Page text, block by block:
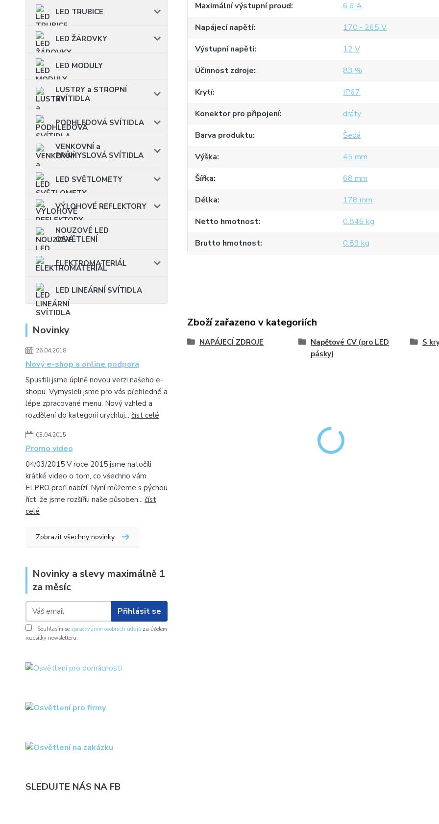
LED TRUBICE
LED ŽÁROVKY
LED MODULY
LUSTRY a STROPNÍ
SVÍTIDLA
PODHLEDOVÁ SVÍTIDLA
VENKOVNÍ a
PRŮMYSLOVÁ SVÍTIDLA
LED SVĚTLOMETY
VÝLOHOVÉ REFLEKTORY
NOUZOVÉ LED
OSVĚTLENÍ
ELEKTROMATERIÁL
LED LINEÁRNÍ SVÍTIDLA
Novinky
26.04.2018
Nový e-shop a online podpora
Spustili jsme úplně novou verzi našeho e-
shopu. Vymysleli jsme pro vás přehledné a
lépe zpracované menu. Nový vzhled a
rozdělení do kategorií urychluj... číst celé
03.04.2015
Promo video
04/03/2015 V roce 2015 jsme natočili
krátké video o tom, co všechno vám
ELPRO profi nabízí. Nyní můžeme s pýchou
říct, že jsme rozšířili naše působen... číst
celé
Zobrazit všechny novinky
Novinky a slevy maximálně 1
za měsíc
Přihlásit se
Souhlasím se zpracováním osobních údajů za účelem
rozesílky newsletteru.
SLEDUJTE NÁS NA FB
Maximální výstupní proud
6.6 A
Napájecí napětí
170 - 265 V
Výstupní napětí
12 V
Účinnost zdroje
83 %
Krytí
IP67
Konektor pro připojení
dráty
Barva produktu
Šedá
Výška
45 mm
Šířka
68 mm
Délka
178 mm
Netto hmotnost
0.846 kg
Brutto hmotnost
0.89 kg
Zboží zařazeno v kategoriích
NAPÁJECÍ ZDROJE
Napěťové CV (pro LED
pásky)
S